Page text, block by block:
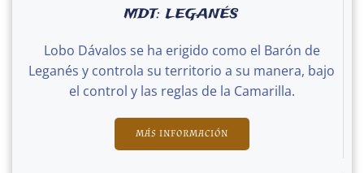
MDT: LEGANÉS
Lobo Dávalos se ha erigido como el Barón de
Leganés y controla su territorio a su manera, bajo
el control y las reglas de la Camarilla.
MÁS INFORMACIÓN